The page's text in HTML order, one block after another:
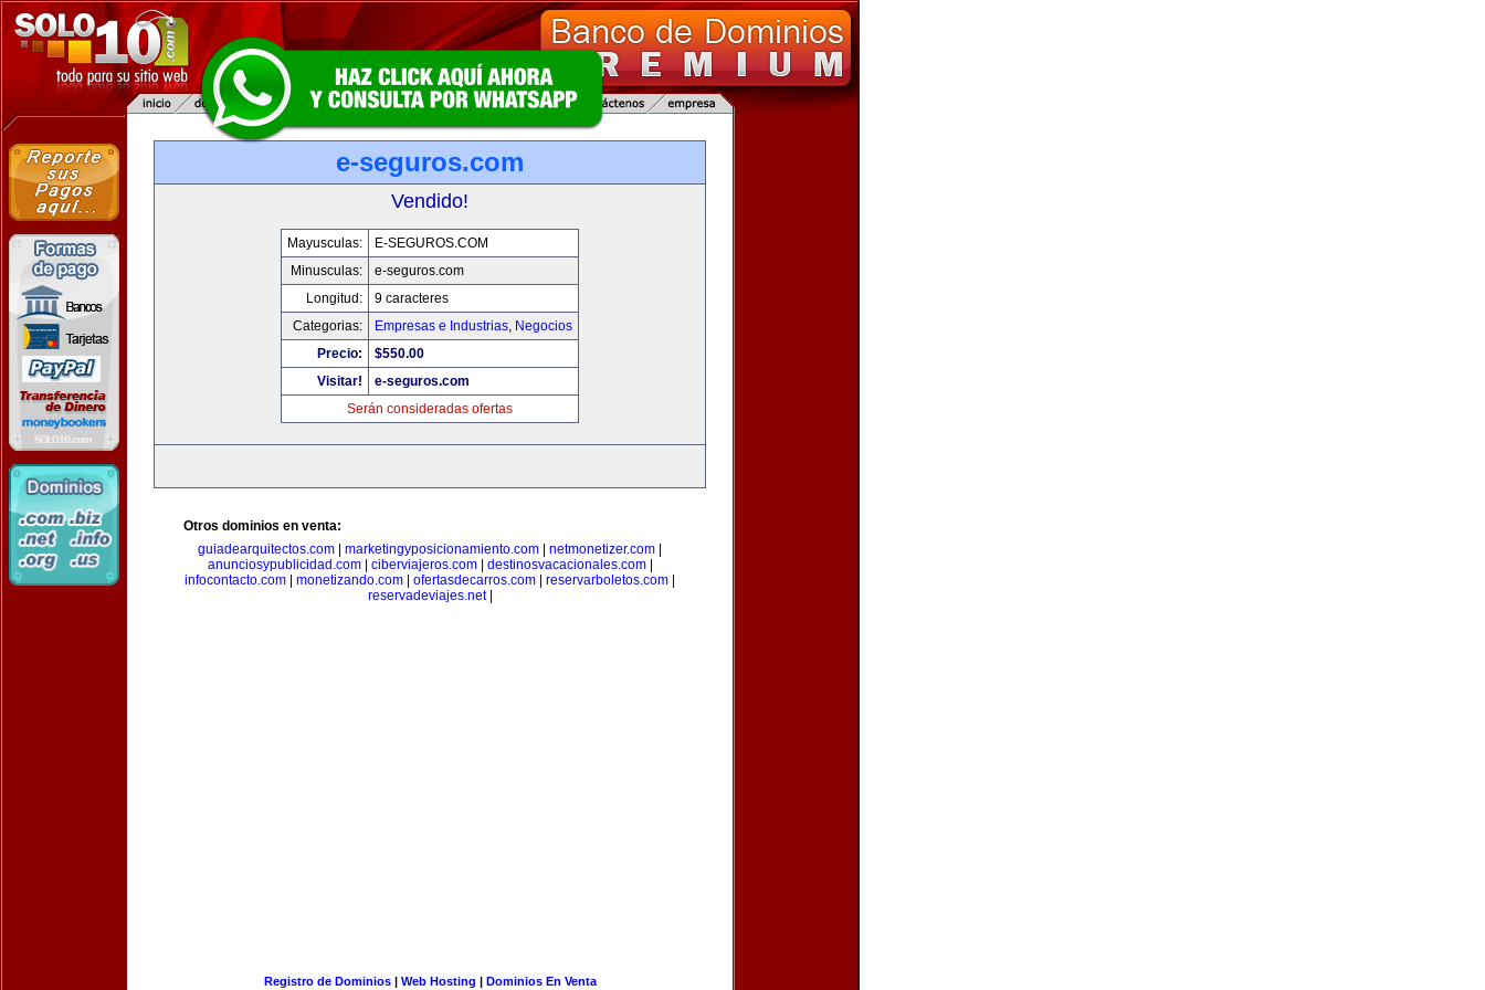
e-seguros.com
Vendido!
Mayusculas:
E-SEGUROS.COM
Minusculas:
e-seguros.com
Longitud:
9 caracteres
Categorias:
Empresas e Industrias, Negocios
Precio:
$550.00
Visitar!
e-seguros.com
Serán consideradas ofertas
Otros dominios en venta:
guiadearquitectos.com
marketingyposicionamiento.com netmonetizer.com
anunciosypublicidad.com| ciberviajeros.com| destinosvacacionales.com|
infocontacto.com
monetizando.com ofertasdecarros.com reservarboletos.com
reservadeviajes.net|
Registro de Dominios| Web Hosting | Dominios En Venta